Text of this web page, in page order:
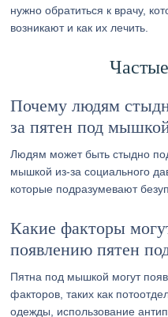
нужно обратиться к врачу,
возникают и как их лечить.
Почему людям
за пятен под
Людям может быть стыдно
мышкой из-за социального
которые подразумевают
Какие факторы
появлению пятен
Пятна под мышкой могут
факторов, таких как
одежды, использование